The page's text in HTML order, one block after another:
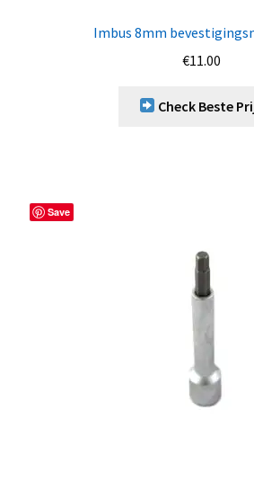
Imbus 8mm
€11.00
Check Beste
Save